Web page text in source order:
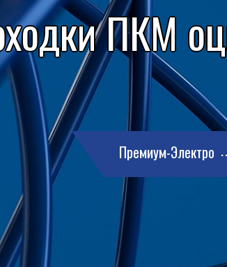
ПКМ
Премиум-Электро